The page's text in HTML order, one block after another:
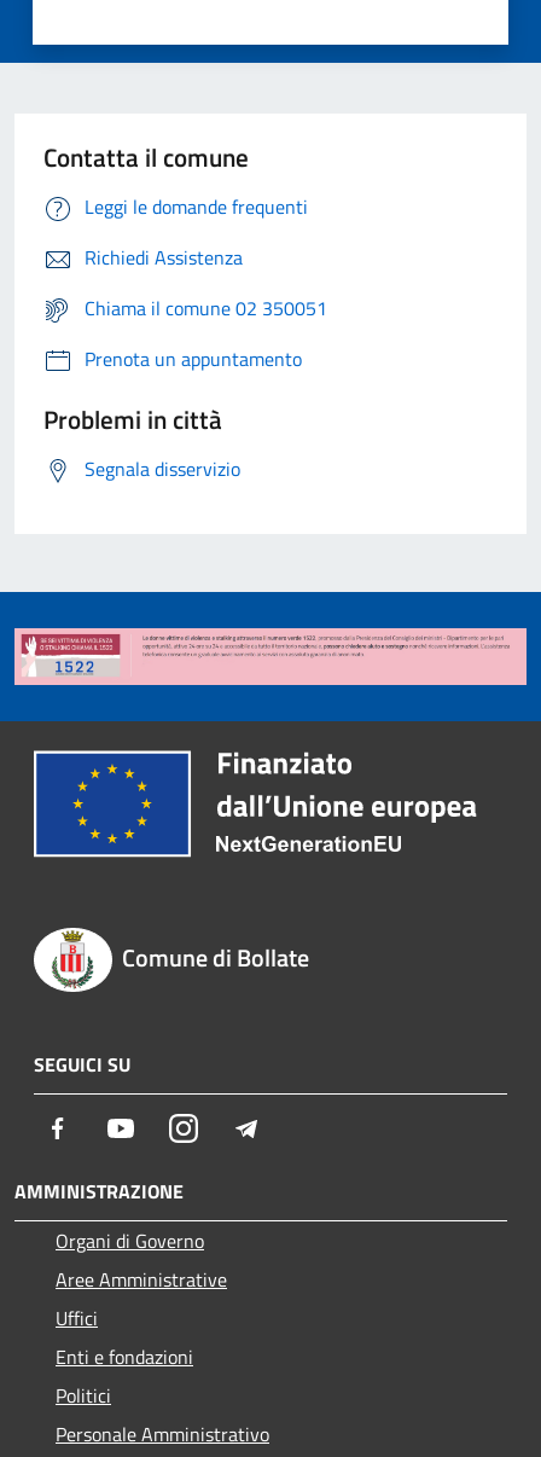
Contatta il comune
Leggi le domande frequenti
Richiedi Assistenza
Chiama il comune 02 350051
Prenota un appuntamento
Problemi in città
Segnala disservizio
Comune di Bollate
SEGUICI SU
Facebook YoutubeInstagram
AMMINISTRAZIONE
Organi di Governo
Aree Amministrative
Uffici
Enti e fondazioni
Politici
Personale Amministrativo